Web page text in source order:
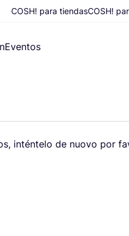
COSH! para tiendasCOSH!
Eventos
intén­te­lo de nuo­vo por